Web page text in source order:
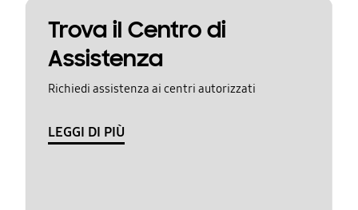
Trova il Centro di
Assistenza
Richiedi assistenza ai centri autorizzati
LEGGI DI PIÙ